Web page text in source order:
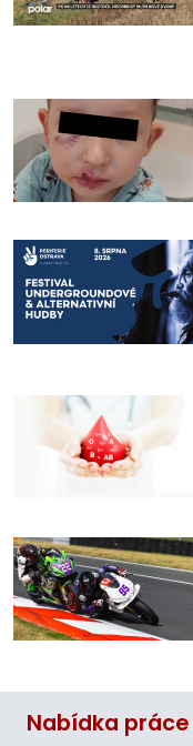
Nabídka